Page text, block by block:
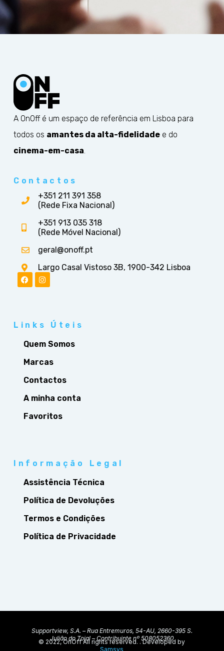
A OnOff é um espaço de referência em Lisboa para
todos os amantes da alta-fidelidadee do
cinema-em-casa.
Contactos
+351 211 391 358
(Rede Fixa Nacional)
+351 913 035 318
(Rede Móvel Nacional)
geral@onoff.pt
Largo Casal Vistoso 3B, 1900-342 Lisboa
Links Úteis
Quem Somos
Marcas
Contactos
A minha conta
Favoritos
Informação Legal
Assistência Técnica
Política de Devoluções
Termos e Condições
Política de Privacidade
Supportview, S.A. – Rua Entremuros, 54-AU, 2660-395 S.
Julião do Tojal – Contribuinte nº 508052360
© 2022, OnOff All rights reserved. . Developed by
Samsys